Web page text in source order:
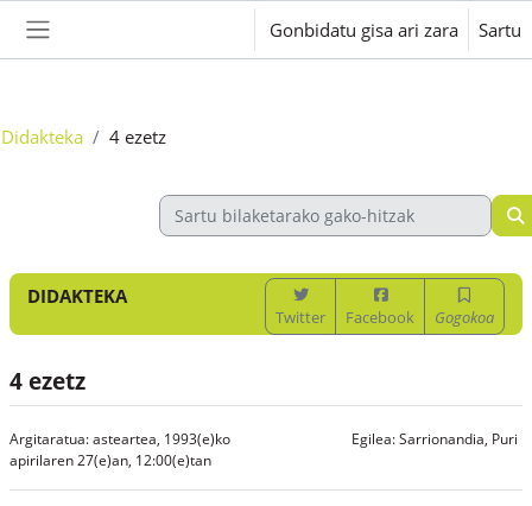
Alboko panela
Gonbidatu gisa ari zara Sartu
Didakteka 4 ezetz
DIDAKTEKA
Twitter Facebook Gogokoa
4 ezetz
Argitaratua: asteartea, 1993(e)ko
apirilaren 27(e)an, 12:00(e)tan
Egilea:Sarrionandia, Puri